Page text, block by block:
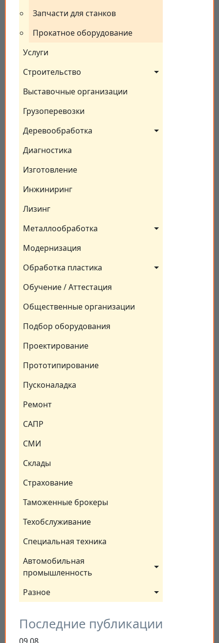
Запчасти для станков
Прокатное оборудование
Услуги
Строительство
Выставочные организации
Грузоперевозки
Деревообработка
Диагностика
Изготовление
Инжиниринг
Лизинг
Металлообработка
Модернизация
Обработка пластика
Обучение / Аттестация
Общественные организации
Подбор оборудования
Проектирование
Прототипирование
Пусконаладка
Ремонт
САПР
СМИ
Склады
Страхование
Таможенные брокеры
Техобслуживание
Специальная техника
Автомобильная
промышленность
Разное
Последние публикации